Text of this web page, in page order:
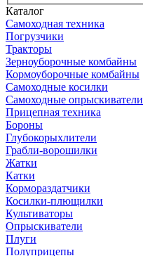
Каталог
Самоходная техника
Погрузчики
Тракторы
Зерноуборочные комбайны
Кормоуборочные комбайны
Самоходные косилки
Самоходные опрыскиватели
Прицепная техника
Бороны
Глубокорыхлители
Грабли-ворошилки
Жатки
Катки
Кормораздатчики
Косилки-плющилки
Культиваторы
Опрыскиватели
Плуги
Полуприцепы